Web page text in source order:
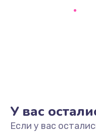
У вас
Если у вас